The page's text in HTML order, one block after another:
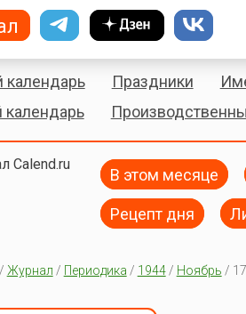
Праздники
В этом месяце
Рецепт дня
/ Журнал / Периодика / 1944/ Ноябрь /